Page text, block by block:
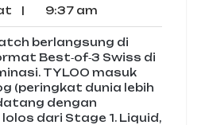
2025
Fajar
Hidayat
| 9:37 am9:37
am
berlangsung di
Best‑of‑3 Swiss di
TYLOO masuk
(peringkat dunia lebih
dengan
dari Stage 1. Liquid,